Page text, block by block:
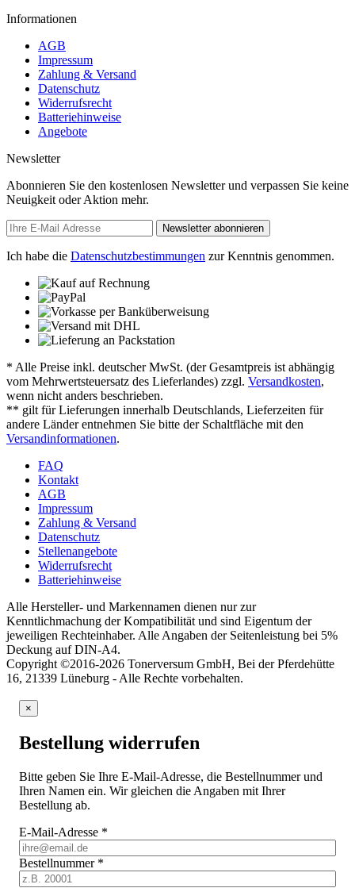
Informationen
AGB
Impressum
Zahlung & Versand
Datenschutz
Widerrufsrecht
Batteriehinweise
Angebote
Newsletter
Abonnieren Sie den kostenlosen Newsletter und verpassen Sie keine
Neuigkeit oder Aktion mehr.
Newsletter abonnieren
Ich habe die Datenschutzbestimmungen zur Kenntnis genommen.
* Alle Preise inkl. deutscher MwSt. (der Gesamtpreis ist abhängig
vom Mehrwertsteuersatz des Lieferlandes) zzgl. Versandkosten,
wenn nicht anders beschrieben.
** gilt für Lieferungen innerhalb Deutschlands, Lieferzeiten für
andere Länder entnehmen Sie bitte der Schaltfläche mit den
Versandinformationen.
FAQ
Kontakt
AGB
Impressum
Zahlung & Versand
Datenschutz
Stellenangebote
Widerrufsrecht
Batteriehinweise
Alle Hersteller- und Markennamen dienen nur zur
Kenntlichmachung der Kompatibilität und sind Eigentum der
jeweiligen Rechteinhaber. Alle Angaben der Seitenleistung bei 5%
Deckung auf DIN-A4.
Copyright ©2016-2026 Tonerversum GmbH, Bei der Pferdehütte
16, 21339 Lüneburg - Alle Rechte vorbehalten.
×
Bestellung widerrufen
Bitte geben Sie Ihre E-Mail-Adresse, die Bestellnummer und
Ihren Namen ein. Wir gleichen die Angaben mit Ihrer
Bestellung ab.
E-Mail-Adresse *
Bestellnummer *